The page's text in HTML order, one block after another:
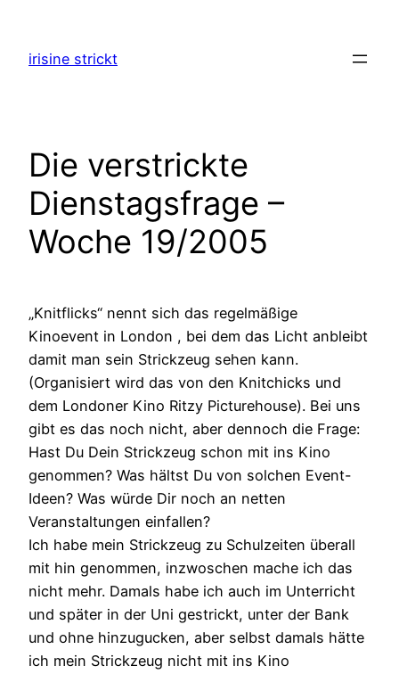
springen
irisine strickt
Die verstrickte
Dienstagsfrage –
Woche 19/2005
„Knitflicks“ nennt sich das regelmäßige
Kinoevent in London , bei dem das Licht anbleibt
damit man sein Strickzeug sehen kann.
(Organisiert wird das von den Knitchicks und
dem Londoner Kino Ritzy Picturehouse). Bei uns
gibt es das noch nicht, aber dennoch die Frage:
Hast Du Dein Strickzeug schon mit ins Kino
genommen? Was hältst Du von solchen Event-
Ideen? Was würde Dir noch an netten
Veranstaltungen einfallen?
Ich habe mein Strickzeug zu Schulzeiten überall
mit hin genommen, inzwoschen mache ich das
nicht mehr. Damals habe ich auch im Unterricht
und später in der Uni gestrickt, unter der Bank
und ohne hinzugucken, aber selbst damals hätte
ich mein Strickzeug nicht mit ins Kino